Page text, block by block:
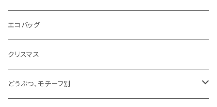
古せっけん
ラッピングペーパー、壁紙
花びん
小物入れ
陶磁器
カップアンドソーサー
プレート
木製品
ホーロー
エコバッグ
クリスマス
どうぶつ、モチーフ別